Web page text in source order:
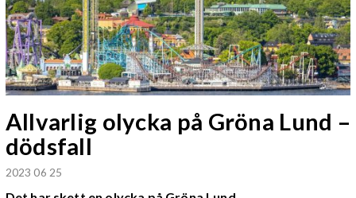
Allvarlig olycka på Gröna Lund –
dödsfall
2023 06 25